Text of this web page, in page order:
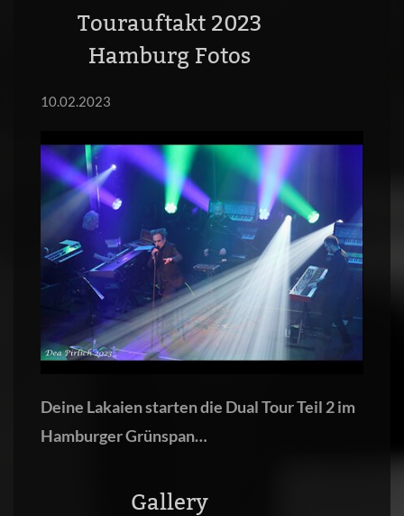
Tourauftakt 2023
Hamburg Fotos
10.02.2023
Deine Lakaien starten die Dual Tour Teil 2 im
Hamburger Grünspan…
Gallery